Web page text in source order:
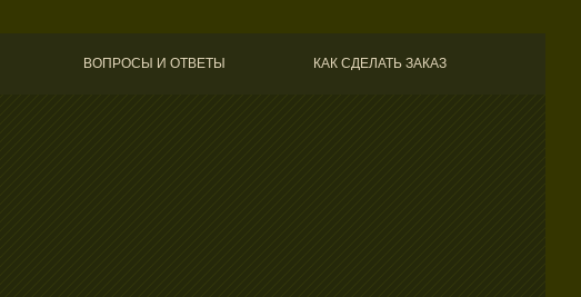
ВОПРОСЫ И ОТВЕТЫ КАК СДЕЛАТЬ ЗАКАЗ